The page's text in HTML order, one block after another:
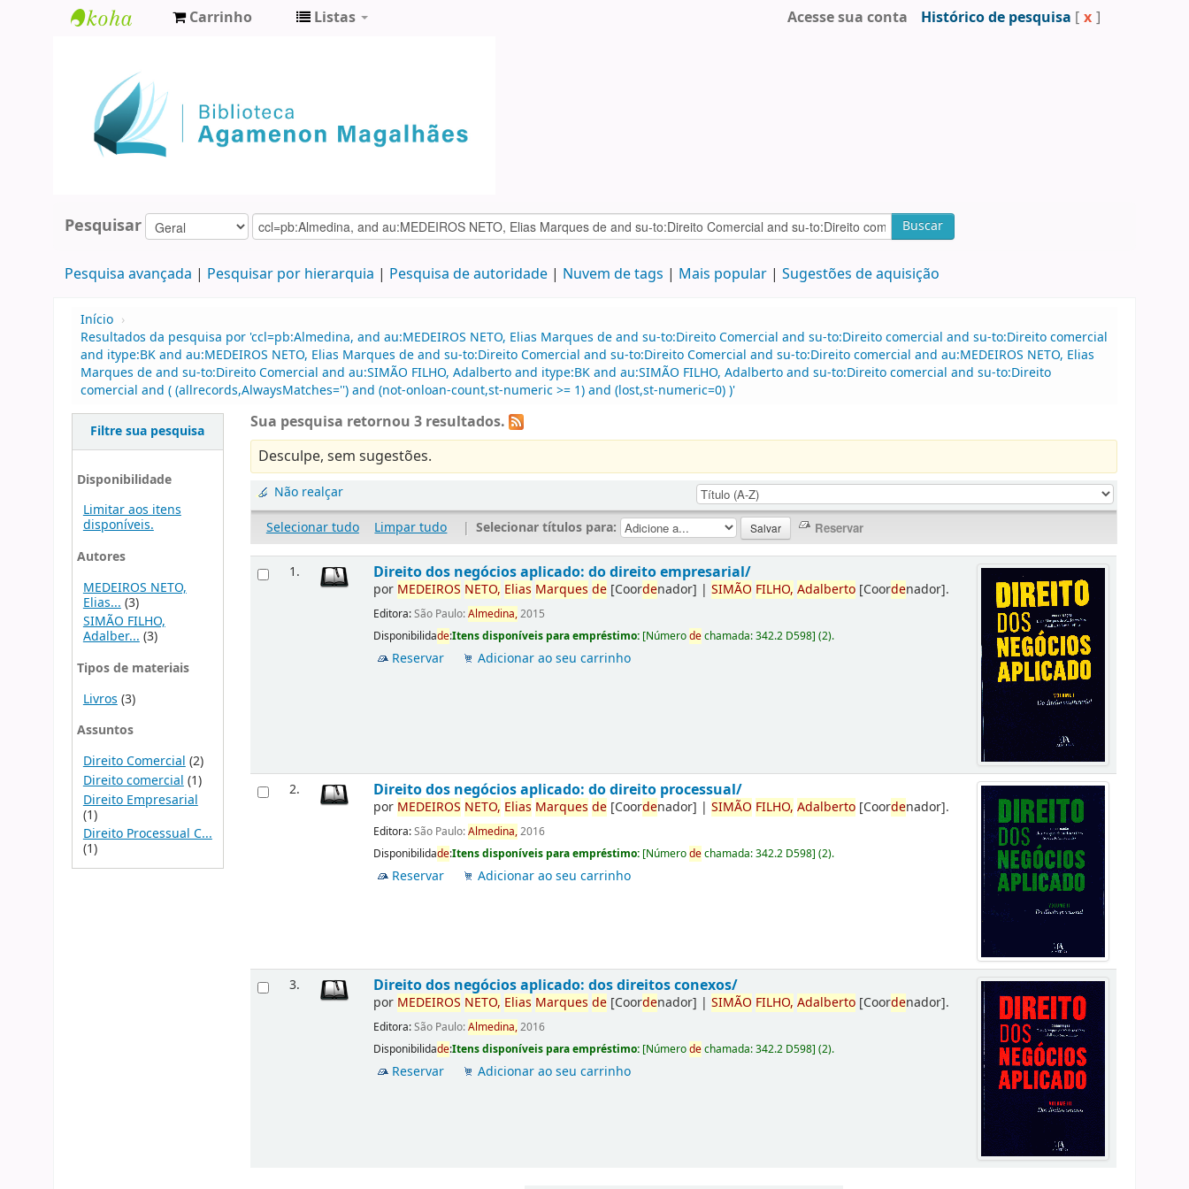
Agamenon
Magalhães
Carrinho Listas Acesse sua conta Histórico de pesquisa [ x ]
Pesquisar Buscar
Pesquisa avançada Pesquisar por hierarquia Pesquisa de autoridade Nuvem de tags Mais popular Sugestões de aquisição
Início ›
Resultados da pesquisa por 'ccl=pb:Almedina, and au:MEDEIROS NETO, Elias Marques de and su-to:Direito Comercial and su-to:Direito comercial and su-to:Direito comercial
and itype:BK and au:MEDEIROS NETO, Elias Marques de and su-to:Direito Comercial and su-to:Direito Comercial and su-to:Direito comercial and au:MEDEIROS NETO, Elias
Marques de and su-to:Direito Comercial and au:SIMÃO FILHO, Adalberto and itype:BK and au:SIMÃO FILHO, Adalberto and su-to:Direito comercial and su-to:Direito
comercial and ( (allrecords,AlwaysMatches='') and (not-onloan-count,st-numeric >= 1) and (lost,st-numeric=0) )'
Filtre sua pesquisa
Disponibilidade
Limitar aos itens
disponíveis.
Autores
MEDEIROS NETO,
Elias... (3)
SIMÃO FILHO,
Adalber...(3)
Tipos de materiais
Livros (3)
Assuntos
Direito Comercial (2)
Direito comercial (1)
Direito Empresarial
(1)
Direito Processual C...
(1)
Sua pesquisa retornou 3 resultados.
Desculpe, sem sugestões.
Não realçar
Selecionar tudo
Limpar tudo | Selecionar títulos para:
1. Direito dos negócios aplicado: do direito empresarial/
por MEDEIROS NETO, Elias Marques de [Coordenador] |SIMÃO FILHO, Adalberto [Coordenador].
Editora:São Paulo:Almedina,2015
Disponibilidade:Itens disponíveis para empréstimo: [Númerodechamada:342.2 D598](2).
Reservar Adicionar ao seu carrinho
2. Direito dos negócios aplicado: do direito processual/
por MEDEIROS NETO, Elias Marques de [Coordenador] |SIMÃO FILHO, Adalberto [Coordenador].
Editora:São Paulo:Almedina,2016
Disponibilidade:Itens disponíveis para empréstimo: [Númerodechamada:342.2 D598](2).
Reservar Adicionar ao seu carrinho
3. Direito dos negócios aplicado: dos direitos conexos/
por MEDEIROS NETO, Elias Marques de [Coordenador] |SIMÃO FILHO, Adalberto [Coordenador].
Editora:São Paulo:Almedina,2016
Disponibilidade:Itens disponíveis para empréstimo: [Númerodechamada:342.2 D598](2).
Reservar Adicionar ao seu carrinho